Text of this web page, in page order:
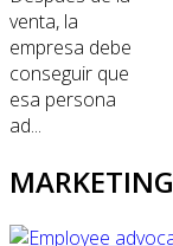
venta, la
empresa debe
conseguir que
esa persona
ad...
MARKETING